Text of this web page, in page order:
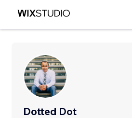
Dotted Dot